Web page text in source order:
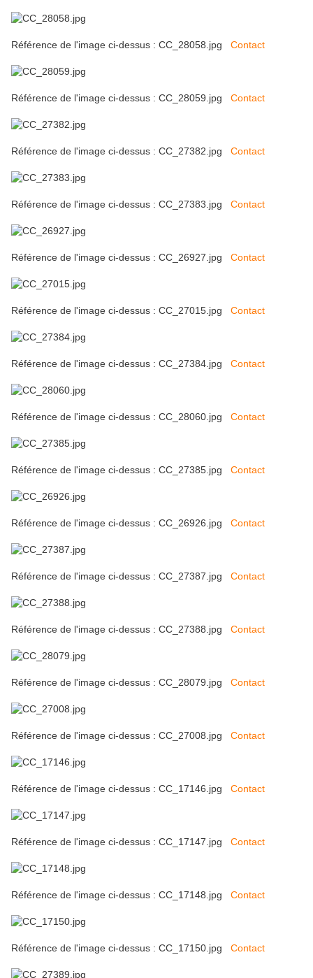
Référence de l'image ci-dessus : CC_28058.jpg Contact
Référence de l'image ci-dessus : CC_28059.jpg Contact
Référence de l'image ci-dessus : CC_27382.jpg Contact
Référence de l'image ci-dessus : CC_27383.jpg Contact
Référence de l'image ci-dessus : CC_26927.jpg Contact
Référence de l'image ci-dessus : CC_27015.jpg Contact
Référence de l'image ci-dessus : CC_27384.jpg Contact
Référence de l'image ci-dessus : CC_28060.jpg Contact
Référence de l'image ci-dessus : CC_27385.jpg Contact
Référence de l'image ci-dessus : CC_26926.jpg Contact
Référence de l'image ci-dessus : CC_27387.jpg Contact
Référence de l'image ci-dessus : CC_27388.jpg Contact
Référence de l'image ci-dessus : CC_28079.jpg Contact
Référence de l'image ci-dessus : CC_27008.jpg Contact
Référence de l'image ci-dessus : CC_17146.jpg Contact
Référence de l'image ci-dessus : CC_17147.jpg Contact
Référence de l'image ci-dessus : CC_17148.jpg Contact
Référence de l'image ci-dessus : CC_17150.jpg Contact